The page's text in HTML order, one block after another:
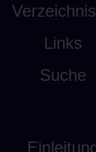
Links
Suche